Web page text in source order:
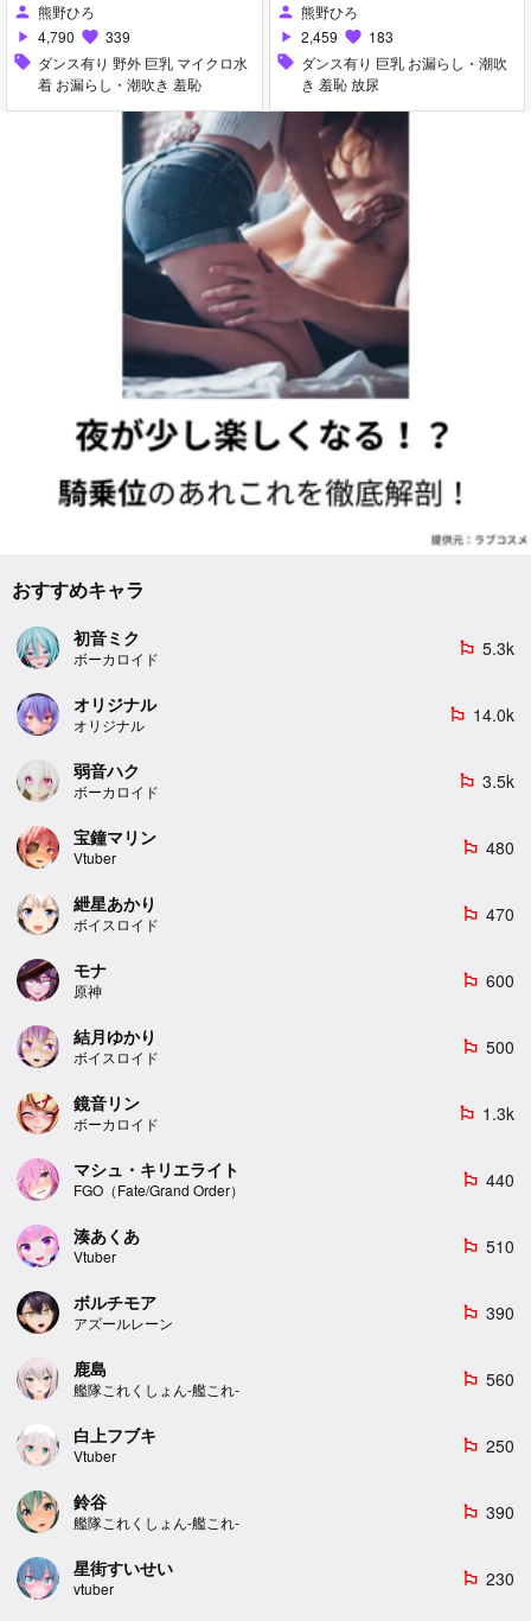
person 熊野ひろ
play_arrow 4,790 favorite 339
sell ダンス有り 野外 巨乳 マイクロ水
着 お漏らし・潮吹き 羞恥
person 熊野ひろ
play_arrow 2,459 favorite 183
sell ダンス有り 巨乳 お漏らし・潮吹
き 羞恥 放尿
おすすめキャラ
初音ミク
ボーカロイド
emoji_flags 5.3k
オリジナル
オリジナル
emoji_flags 14.0k
弱音ハク
ボーカロイド
emoji_flags 3.5k
宝鐘マリン
Vtuber
emoji_flags 480
紲星あかり
ボイスロイド
emoji_flags 470
モナ
原神
emoji_flags 600
結月ゆかり
ボイスロイド
emoji_flags 500
鏡音リン
ボーカロイド
emoji_flags 1.3k
マシュ・キリエライト
FGO（Fate/Grand Order）
emoji_flags 440
湊あくあ
Vtuber
emoji_flags 510
ボルチモア
アズールレーン
emoji_flags 390
鹿島
艦隊これくしょん-艦これ-
emoji_flags 560
白上フブキ
Vtuber
emoji_flags 250
鈴谷
艦隊これくしょん-艦これ-
emoji_flags 390
星街すいせい
vtuber
emoji_flags 230